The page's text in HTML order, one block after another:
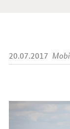
20.07.2017
uns